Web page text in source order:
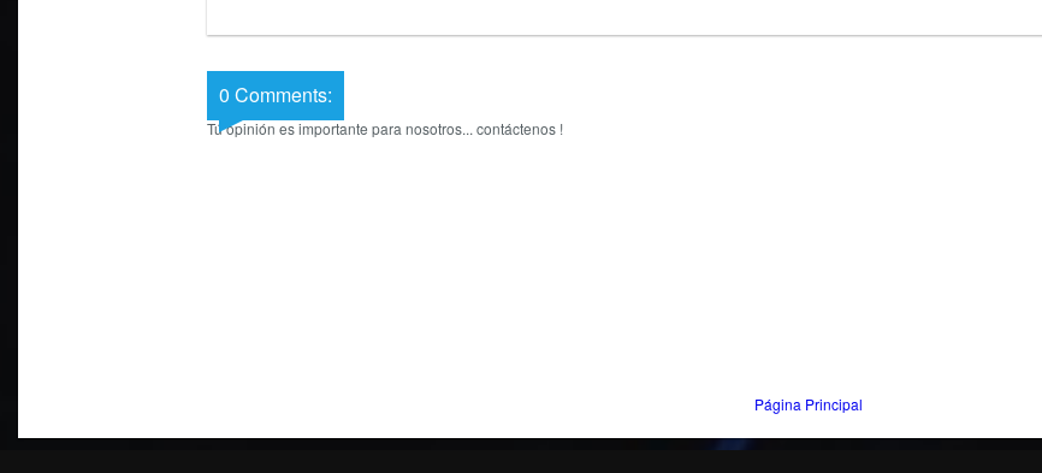
0 Comments:
Tú opinión es importante para nosotros... contáctenos !
Página Principal